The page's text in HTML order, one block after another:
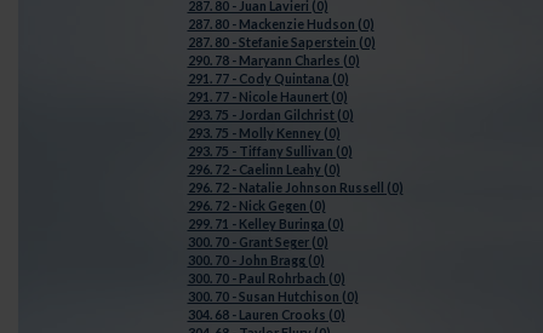
287. 80 - Juan Lavieri (0)
287. 80 - Mackenzie Hudson (0)
287. 80 - Stefanie Saperstein (0)
290. 78 - Maryann Charles (0)
291. 77 - Cody Quintana (0)
291. 77 - Nicole Haunert (0)
293. 75 - Jordan Gilchrist (0)
293. 75 - Molly Kenney (0)
293. 75 - Tiffany Sullivan (0)
296. 72 - Caelinn Leahy (0)
296. 72 - Natalie Johnson Russell (0)
296. 72 - Nick Gegen (0)
299. 71 - Kelley Buringa (0)
300. 70 - Grant Seger (0)
300. 70 - John Bragg (0)
300. 70 - Paul Rohrbach (0)
300. 70 - Susan Hutchison (0)
304. 68 - Lauren Crooks (0)